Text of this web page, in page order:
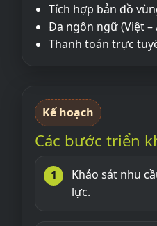
Tích hợp bản đồ
Đa ngôn ngữ (Việt –
Thanh toán trực
Kế hoạch
Các bước triển
Khảo sát nhu
lực.